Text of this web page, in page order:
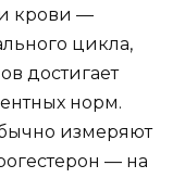
крови —
цикла,
достигает
норм.
измеряют
— на